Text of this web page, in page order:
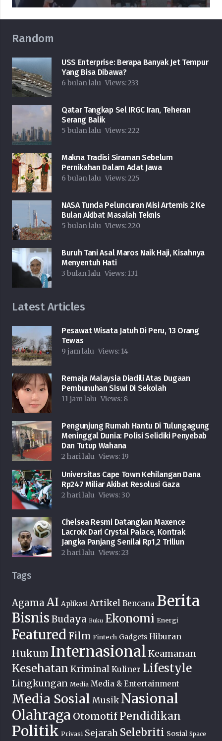
Random
USS Enterprise: Berapa Banyak Jet Tempur
Yang Bisa Dibawa?
6 bulan lalu Views:233
Qatar Tangkap Sel IRGC Iran, Teheran
Serang Balik
5 bulan lalu Views:222
Makna Tradisi Siraman Sebelum
Pernikahan Dalam Adat Jawa
6 bulan lalu Views:225
NASA Tunda Peluncuran Misi Artemis 2 Ke
Bulan Akibat Masalah Teknis
5 bulan lalu Views:220
Buruh Tani Asal Maros Naik Haji, Kisahnya
Menyentuh Hati
3 bulan lalu Views: 131
Latest Articles
Pesawat Wisata Jatuh Di Peru, 13 Orang
Tewas
9 jam lalu Views: 14
Remaja Malaysia Diadili Atas Dugaan
Pembunuhan Siswi Di Sekolah
11 jam lalu Views: 8
Pengunjung Rumah Hantu Di Tulungagung
Meninggal Dunia: Polisi Selidiki Penyebab
Dan Tutup Wahana
2 hari lalu Views: 19
Universitas Cape Town Kehilangan Dana
Rp247 Miliar Akibat Resolusi Gaza
2 hari lalu Views: 30
Chelsea Resmi Datangkan Maxence
Lacroix Dari Crystal Palace, Kontrak
Jangka Panjang Senilai Rp1,2 Triliun
2 hari lalu Views:23
Tags
Agama AI Aplikasi Artikel Bencana Berita
Bisnis Budaya Buku Ekonomi Energi
Featured Film Fintech Gadgets Hiburan
Hukum Internasional Keamanan
Kesehatan Kriminal Kuliner Lifestyle
Lingkungan Media Media & Entertainment
Media Sosial Musik Nasional
Olahraga Otomotif Pendidikan
Politik Privasi Sejarah Selebriti Sosial Space